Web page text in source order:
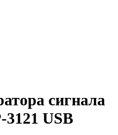
сигнала
USB